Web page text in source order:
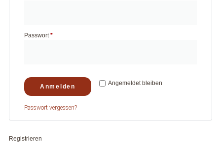
Passwort *
Angemeldet bleiben
Anmelden
Passwort vergessen?
Registrieren